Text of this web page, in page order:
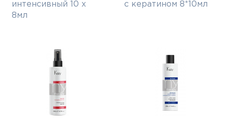
интенсивный 10 х
8мл
с кератином 8*10мл